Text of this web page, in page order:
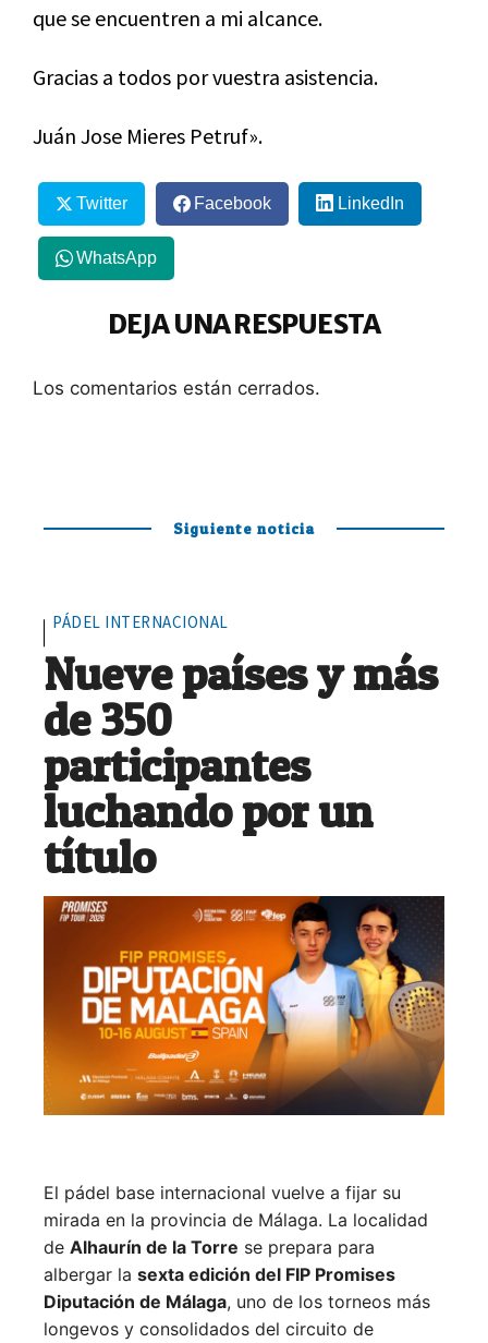
que se encuentren a mi alcance.
Gracias a todos por vuestra asistencia.
Juán Jose Mieres Petruf».
Twitter Facebook LinkedIn
WhatsApp
DEJA UNA RESPUESTA
Los comentarios están cerrados.
Siguiente noticia
PÁDEL INTERNACIONAL
Nueve países y más
de 350
participantes
luchando por un
título
El pádel base internacional vuelve a fijar su
mirada en la provincia de Málaga. La localidad
de Alhaurín de la Torre se prepara para
albergar la sexta edición del FIP Promises
Diputación de Málaga, uno de los torneos más
longevos y consolidados del circuito de